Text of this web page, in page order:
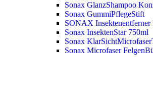
Sonax GlanzShampoo
Sonax GummiPflegeStift
SONAX Insektenentferner
Sonax InsektenStar 750ml
Sonax
Sonax Microfaser